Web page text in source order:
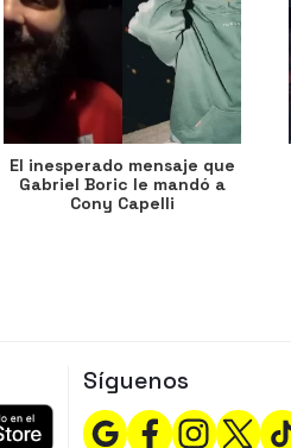
El inesperado mensaje que
Gabriel Boric le mandó a
Cony Capelli
Síguenos